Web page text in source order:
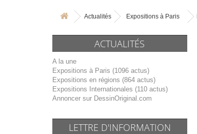
Actualités Expositions à Paris
ACTUALITÉS
A la une
Expositions à Paris (1096 actus)
Expositions en régions (864 actus)
Expositions Internationales (110 actus)
Annoncer sur DessinOriginal.com
LETTRE D'INFORMATION